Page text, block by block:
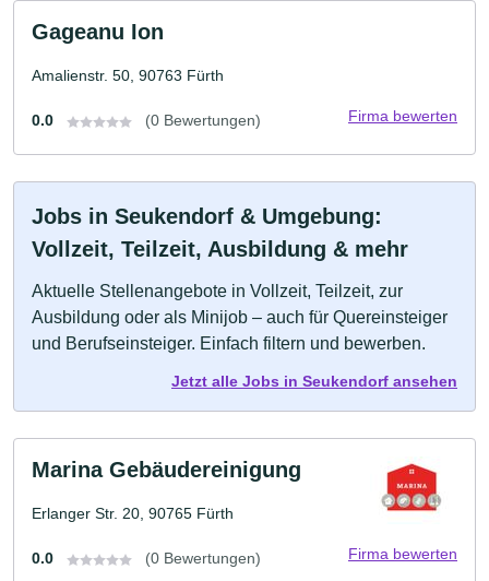
Gageanu Ion
Amalienstr. 50, 90763 Fürth
0.0 (0 Bewertungen) Firma bewerten
Jobs in Seukendorf & Umgebung:
Vollzeit, Teilzeit, Ausbildung & mehr
Aktuelle Stellenangebote in Vollzeit, Teilzeit, zur
Ausbildung oder als Minijob – auch für Quereinsteiger
und Berufseinsteiger. Einfach filtern und bewerben.
Jetzt alle Jobs in Seukendorf ansehen
Marina Gebäudereinigung
Erlanger Str. 20, 90765 Fürth
0.0 (0 Bewertungen) Firma bewerten